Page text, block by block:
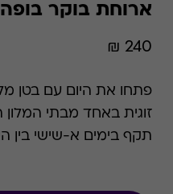
ארוחת בוקר בופה
240 ₪
פתחו את היום עם בטן
תקף בימים א-שישי בין השעות